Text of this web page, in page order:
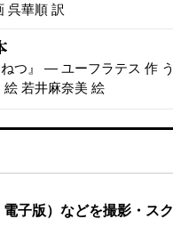
呉華順 訳
ねつ』 — ユーフラテス 作 う
絵 若井麻奈美 絵
子版）などを撮影・スク